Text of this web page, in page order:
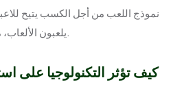
نموذج اللعب من أجل الكسب يتيح
يلعبون الألعاب، مما يقدم دفعة إضافية للاعبين.